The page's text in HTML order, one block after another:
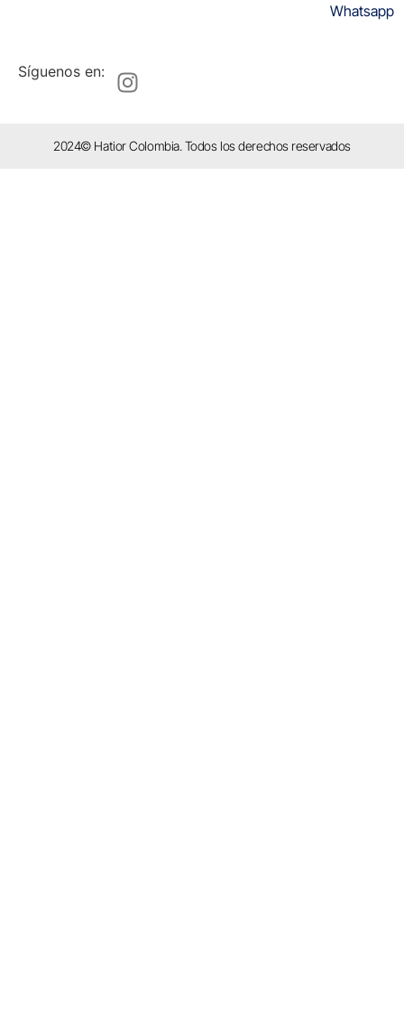
Whatsapp
Síguenos en:
2024© Hatior Colombia. Todos los derechos reservados